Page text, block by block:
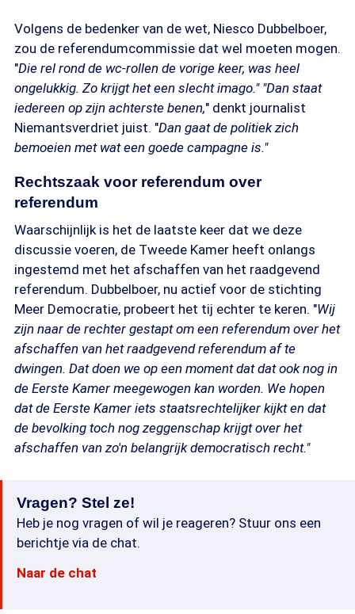
Volgens de bedenker van de wet, Niesco Dubbelboer,
zou de referendumcommissie dat wel moeten mogen.
"Die rel rond de wc-rollen de vorige keer, was heel
ongelukkig. Zo krijgt het een slecht imago." "Dan staat
iedereen op zijn achterste benen," denkt journalist
Niemantsverdriet juist. "Dan gaat de politiek zich
bemoeien met wat een goede campagne is."
Rechtszaak voor referendum over
referendum
Waarschijnlijk is het de laatste keer dat we deze
discussie voeren, de Tweede Kamer heeft onlangs
ingestemd met het afschaffen van het raadgevend
referendum. Dubbelboer, nu actief voor de stichting
Meer Democratie, probeert het tij echter te keren. "Wij
zijn naar de rechter gestapt om een referendum over het
afschaffen van het raadgevend referendum af te
dwingen. Dat doen we op een moment dat dat ook nog in
de Eerste Kamer meegewogen kan worden. We hopen
dat de Eerste Kamer iets staatsrechtelijker kijkt en dat
de bevolking toch nog zeggenschap krijgt over het
afschaffen van zo'n belangrijk democratisch recht."
Vragen? Stel ze!
Heb je nog vragen of wil je reageren? Stuur ons een
berichtje via de chat.
Naar de chat